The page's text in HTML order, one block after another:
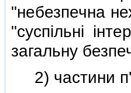
"небезпечна
"суспiльнi
загальну
2) частини